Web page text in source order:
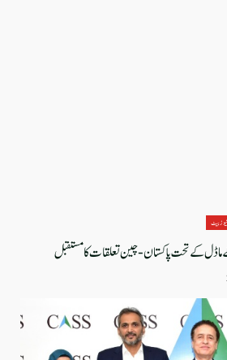
نیوز بیٹ
ماڈل کے تحت پاکستان-چین تعلقات کا مستقبل